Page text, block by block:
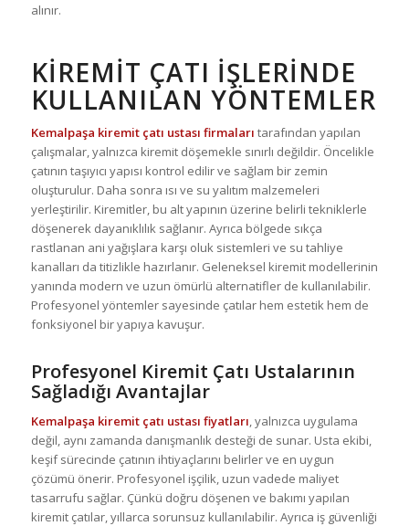
alınır.
KIREMIT ÇATI İŞLERINDE
KULLANILAN YÖNTEMLER
Kemalpaşa kiremit çatı ustası firmaları tarafından yapılan
çalışmalar, yalnızca kiremit döşemekle sınırlı değildir. Öncelikle
çatının taşıyıcı yapısı kontrol edilir ve sağlam bir zemin
oluşturulur. Daha sonra ısı ve su yalıtım malzemeleri
yerleştirilir. Kiremitler, bu alt yapının üzerine belirli tekniklerle
döşenerek dayanıklılık sağlanır. Ayrıca bölgede sıkça
rastlanan ani yağışlara karşı oluk sistemleri ve su tahliye
kanalları da titizlikle hazırlanır. Geleneksel kiremit modellerinin
yanında modern ve uzun ömürlü alternatifler de kullanılabilir.
Profesyonel yöntemler sayesinde çatılar hem estetik hem de
fonksiyonel bir yapıya kavuşur.
Profesyonel Kiremit Çatı Ustalarının
Sağladığı Avantajlar
Kemalpaşa kiremit çatı ustası fiyatları, yalnızca uygulama
değil, aynı zamanda danışmanlık desteği de sunar. Usta ekibi,
keşif sürecinde çatının ihtiyaçlarını belirler ve en uygun
çözümü önerir. Profesyonel işçilik, uzun vadede maliyet
tasarrufu sağlar. Çünkü doğru döşenen ve bakımı yapılan
kiremit çatılar, yıllarca sorunsuz kullanılabilir. Ayrıca iş güvenliği